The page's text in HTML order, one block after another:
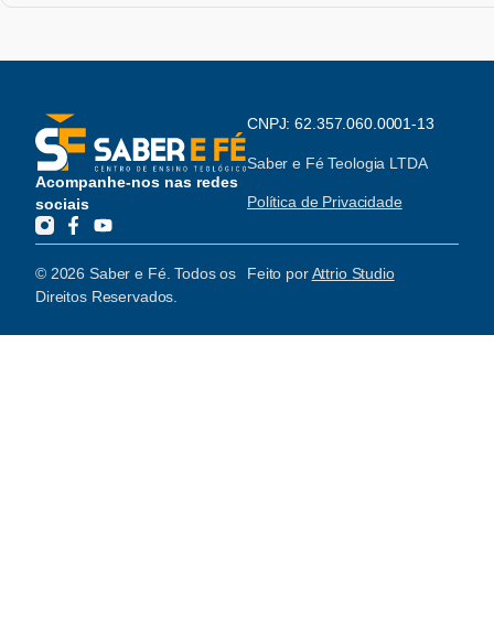
Acompanhe-nos nas redes
sociais
CNPJ: 62.357.060.0001-13
Saber e Fé Teologia LTDA
Política de Privacidade
© 2026 Saber e Fé. Todos os
Direitos Reservados.
Feito porAttrio Studio